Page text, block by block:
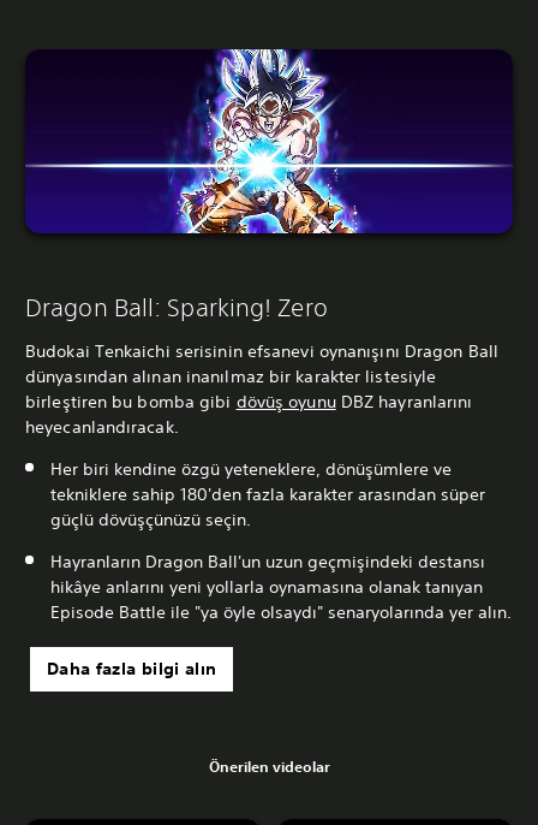
Dragon Ball: Sparking! Zero
Budokai Tenkaichi serisinin efsanevi oynanışını Dragon Ball
dünyasından alınan inanılmaz bir karakter listesiyle
birleştiren bu bomba gibi dövüş oyunuDBZ hayranlarını
heyecanlandıracak.
Her biri kendine özgü yeteneklere, dönüşümlere ve
tekniklere sahip 180'den fazla karakter arasından süper
güçlü dövüşçünüzü seçin.
Hayranların Dragon Ball'un uzun geçmişindeki destansı
hikâye anlarını yeni yollarla oynamasına olanak tanıyan
Episode Battle ile "ya öyle olsaydı" senaryolarında yer alın.
Daha fazla bilgi alın
Önerilen videolar